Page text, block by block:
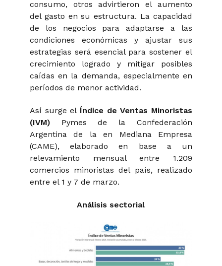
consumo, otros advirtieron el aumento
del gasto en su estructura. La capacidad
de los negocios para adaptarse a las
condiciones económicas y ajustar sus
estrategias será esencial para sostener el
crecimiento logrado y mitigar posibles
caídas en la demanda, especialmente en
períodos de menor actividad.
Así surge el Índice de Ventas Minoristas
(IVM)Pymes de la Confederación
Argentina de la en Mediana Empresa
(CAME), elaborado en base a un
relevamiento mensual entre 1.209
comercios minoristas del país, realizado
entre el 1 y 7 de marzo.
Análisis sectorial